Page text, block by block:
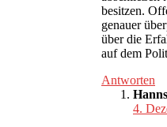
besitzen.
genauer
über die
auf dem
Antworten
4.